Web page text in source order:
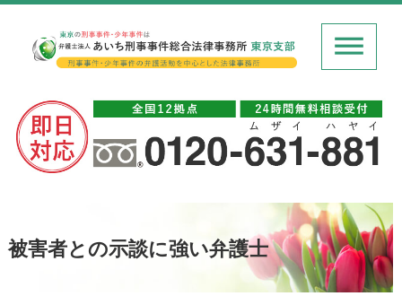
被害者との示談に強い弁護士